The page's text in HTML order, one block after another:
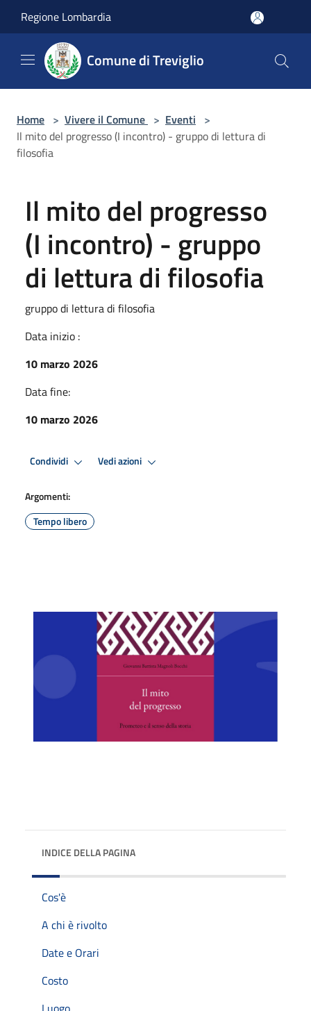
Regione Lombardia
Comune di Treviglio
Home > Vivere il Comune > Eventi >
Il mito del progresso (I incontro) - gruppo di lettura di
filosofia
Il mito del progresso
(I incontro) - gruppo
di lettura di filosofia
gruppo di lettura di filosofia
Data inizio :
10 marzo 2026
Data fine:
10 marzo 2026
Condividi Vedi azioni
Argomenti:
Tempo libero
INDICE DELLA PAGINA
Cos'è
A chi è rivolto
Date e Orari
Costo